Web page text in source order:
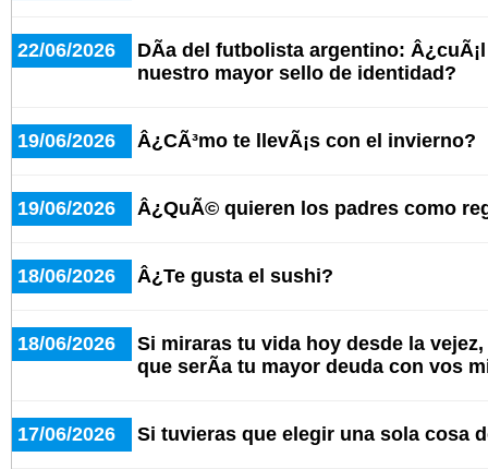
22/06/2026
DÃ­a del futbolista argentino:
nuestro mayor sello de identidad?
19/06/2026 Â¿CÃ³mo te llevÃ¡s con el invierno?
19/06/2026 Â¿QuÃ© quieren los padres como
18/06/2026 Â¿Te gusta el sushi?
18/06/2026
Si miraras tu vida hoy desde la
que serÃ­a tu mayor deuda con vos
17/06/2026 Si tuvieras que elegir una sola cosa